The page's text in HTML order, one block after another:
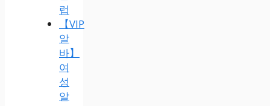
럽
【VIP
알
바】
여
성
알